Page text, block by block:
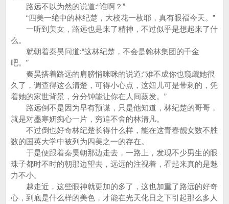
路远不以为然的说道:“谁啊？”
“四美一绝中的林纪楚，大校花一枚耶，真有眼福今天。”
一听到美女，路远也是来了精神，不过似乎是想起来了什
么。
就朝着秦昊问道:“这林纪楚，不会是翰林集团的千金
吧。”
秦昊搭着路远的肩膀悄咪咪的说道:“难不成你也窥觑她很
久了，调查得这么清楚，可得小心点，这妞儿可是带刺的，凭
着她的家世背景，分分钟能让你在人间蒸发。”
路远倒不是因为早有预谋，只是他知道，林纪楚的哥哥，
就是对墨寒妍痴心一片，穷追不舍的林清凡。
不过倒也好奇林纪楚长得什么样，能在这青春靓女数不胜
数的国英大学中被列为四美之一的存在。
于是便跟着秦昊朝那边走去，一路上，发现不少男生的眼
珠子都时不时的朝那边望去，远远的注视着，看起来真的是魅
力不小。
越走近，这些眼神就更加的多了，这也加重了路远的好奇
心，到底是什么样的美色，才能在光天化日之下引起那么多人